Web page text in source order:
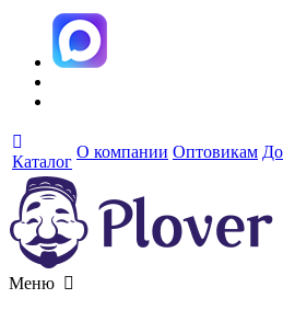
Каталог
О компании Оптовикам
Меню